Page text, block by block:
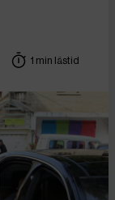
1 min lästid